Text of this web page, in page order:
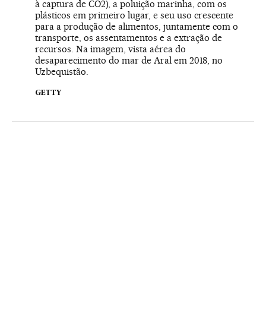
à captura de CO2), a poluição marinha, com os
plásticos em primeiro lugar, e seu uso crescente
para a produção de alimentos, juntamente com o
transporte, os assentamentos e a extração de
recursos. Na imagem, vista aérea do
desaparecimento do mar de Aral em 2018, no
Uzbequistão.
GETTY